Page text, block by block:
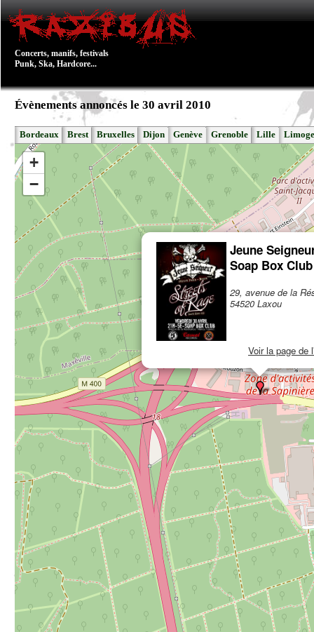
Concerts, manifs, festivals
Punk, Ska, Hardcore...
Évènements annoncés le 30 avril 2010
Bordeaux Brest Bruxelles Dijon Genève Grenoble Lille
Jeune
Soap Box Club
29, avenue de la
54520 Laxou
Voir la page de
+
−